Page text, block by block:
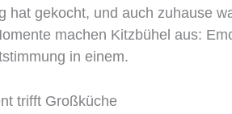
hat gekocht, und auch zuhause
machen Kitzbühel aus:
in einem.
trifft Großküche